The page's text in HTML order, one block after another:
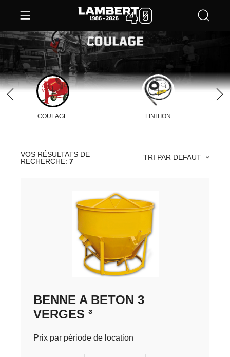
COULAGE FINITION
VOS RÉSULTATS DE
RECHERCHE: 7 TRI PAR DÉFAUT
BENNE A BETON 3
VERGES ³
Prix par période de location